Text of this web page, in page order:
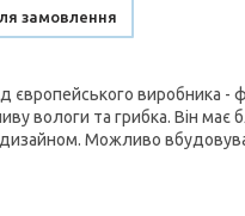
замовлення
європейського виробника -
вологи та грибка. Він має
Можливо